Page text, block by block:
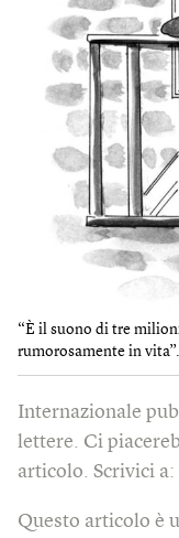
“È il suono di tre
rumorosamente in
Internazionale
lettere. Ci
articolo. Scrivici a:
Questo articolo è